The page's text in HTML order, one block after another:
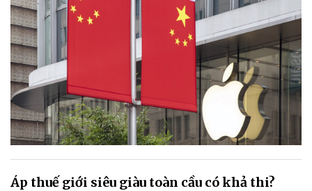
Áp thuế giới siêu giàu toàn cầu có khả thi?